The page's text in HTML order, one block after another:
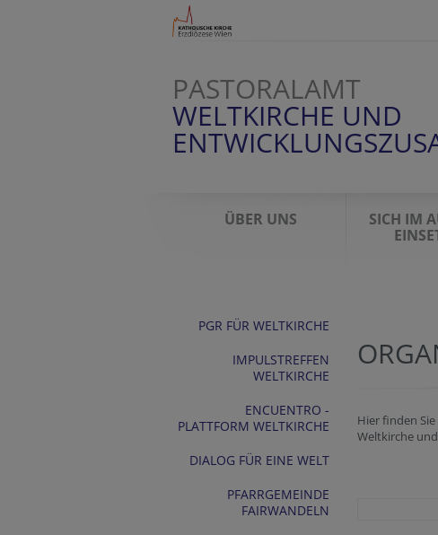
PASTORALAMT
WELTKIRCHE UND
ÜBER UNS
SICH IM
PGR FÜR WELTKIRCHE
IMPULSTREFFEN
WELTKIRCHE
ENCUENTRO -
PLATTFORM WELTKIRCHE
DIALOG FÜR EINE WELT
PFARRGEMEINDE
FAIRWANDELN
Hier finden
Weltkirche